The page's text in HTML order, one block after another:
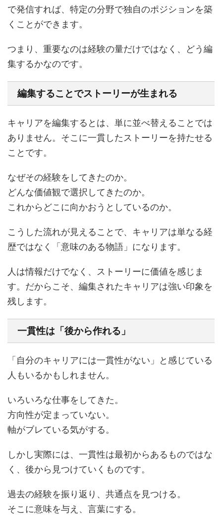
で発信すれば、特定の分野で独自のポジションを築
くことができます。
つまり、重要なのは経験の量だけではなく、どう編
集するかなのです。
編集することでストーリーが生まれる
キャリアを編集するとは、単に並べ替えることでは
ありません。そこに一貫したストーリーを持たせる
ことです。
なぜその経験をしてきたのか。
どんな価値観で選択してきたのか。
これからどこに向かおうとしているのか。
こうした流れが見えることで、キャリアは単なる経
歴ではなく「意味のある物語」になります。
人は情報だけでなく、ストーリーに価値を感じま
す。だからこそ、編集されたキャリアは強い印象を
残します。
一貫性は「後から作れる」
「自分のキャリアには一貫性がない」と感じている
人もいるかもしれません。
いろいろな仕事をしてきた。
方向性が定まっていない。
軸がブレている気がする。
しかし実際には、一貫性は最初からあるものではな
く、後から見つけていくものです。
過去の経験を振り返り、共通点を見つける。
そこに意味を与え、言葉にする。